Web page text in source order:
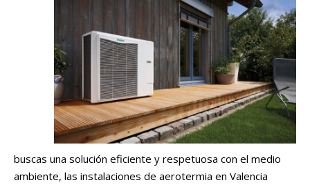
buscas una solución eficiente y respetuosa con el medio
ambiente, las instalaciones de aerotermia en Valencia